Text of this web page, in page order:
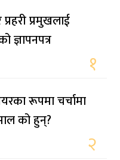
प्रमुखलाई
ज्ञापनपत्र
१
रूपमा चर्चामा
को हुन्?
२